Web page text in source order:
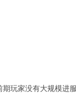
玩家没有大规模进